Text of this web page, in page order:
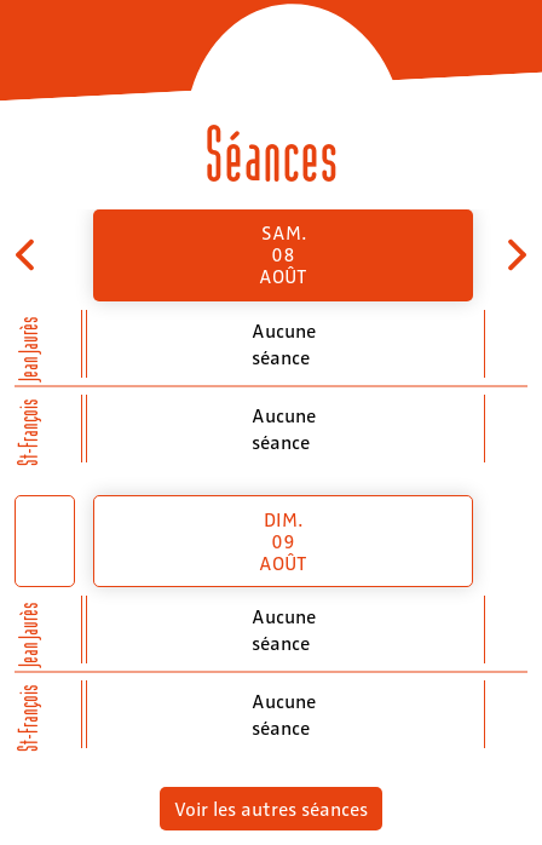
Séances
Jean Jaurès
St-François
SAM.
08
AOÛT
Aucune
séance
Aucune
séance
Jean Jaurès
St-François
DIM.
09
AOÛT
Aucune
séance
Aucune
séance
Voir les autres séances